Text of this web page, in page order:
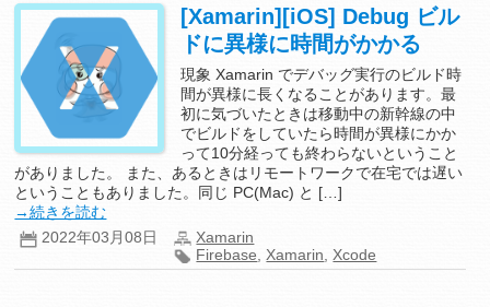
[Xamarin][iOS] Debug ビル
ドに異様に時間がかかる
現象 Xamarin でデバッグ実行のビルド時
間が異様に長くなることがあります。最
初に気づいたときは移動中の新幹線の中
でビルドをしていたら時間が異様にかか
って10分経っても終わらないということ
がありました。 また、あるときはリモートワークで在宅では遅い
ということもありました。同じ PC(Mac) と […]
→続きを読む
2022年03月08日
Xamarin
Firebase
Xamarin Xcode